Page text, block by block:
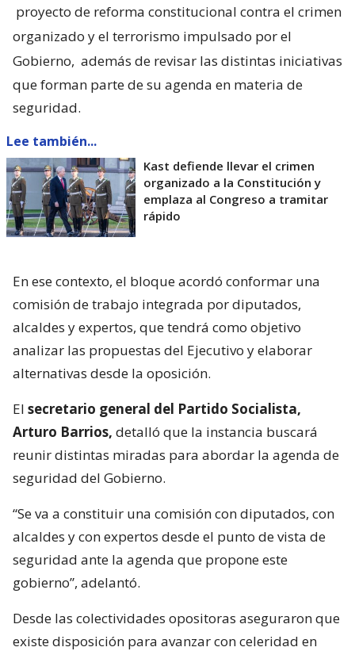
proyecto de reforma constitucional contra el crimen
organizado y el terrorismo impulsado por el
Gobierno, además de revisar las distintas iniciativas
que forman parte de su agenda en materia de
seguridad.
Lee también...
Kast defiende llevar el crimen
organizado a la Constitución y
emplaza al Congreso a tramitar
rápido
En ese contexto, el bloque acordó conformar una
comisión de trabajo integrada por diputados,
alcaldes y expertos, que tendrá como objetivo
analizar las propuestas del Ejecutivo y elaborar
alternativas desde la oposición.
El secretario general del Partido Socialista,
Arturo Barrios, detalló que la instancia buscará
reunir distintas miradas para abordar la agenda de
seguridad del Gobierno.
“Se va a constituir una comisión con diputados, con
alcaldes y con expertos desde el punto de vista de
seguridad ante la agenda que propone este
gobierno”, adelantó.
Desde las colectividades opositoras aseguraron que
existe disposición para avanzar con celeridad en